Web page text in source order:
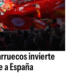
invierte
España